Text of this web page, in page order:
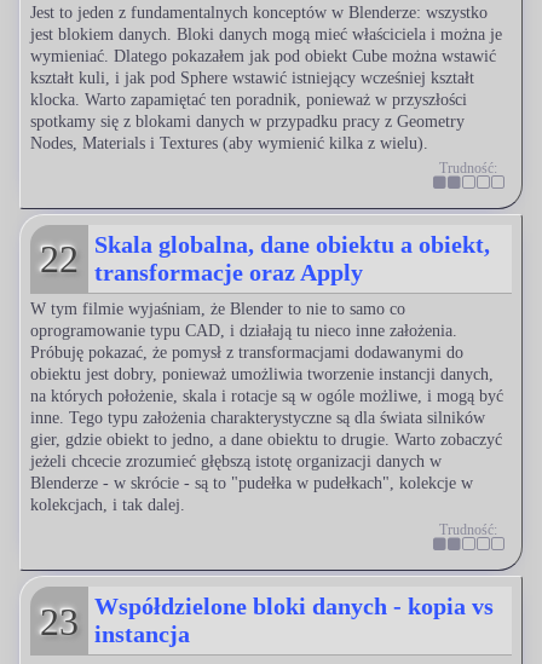
Trudność:
Jest to jeden z fundamentalnych konceptów w Blenderze: wszystko
jest blokiem danych. Bloki danych mogą mieć właściciela i można je
wymieniać. Dlatego pokazałem jak pod obiekt Cube można wstawić
kształt kuli, i jak pod Sphere wstawić istniejący wcześniej kształt
klocka. Warto zapamiętać ten poradnik, ponieważ w przyszłości
spotkamy się z blokami danych w przypadku pracy z Geometry
Nodes, Materials i Textures (aby wymienić kilka z wielu).
22
Trudność:
Skala globalna, dane obiektu a obiekt,
transformacje oraz Apply
W tym filmie wyjaśniam, że Blender to nie to samo co
oprogramowanie typu CAD, i działają tu nieco inne założenia.
Próbuję pokazać, że pomysł z transformacjami dodawanymi do
obiektu jest dobry, ponieważ umożliwia tworzenie instancji danych,
na których położenie, skala i rotacje są w ogóle możliwe, i mogą być
inne. Tego typu założenia charakterystyczne są dla świata silników
gier, gdzie obiekt to jedno, a dane obiektu to drugie. Warto zobaczyć
jeżeli chcecie zrozumieć głębszą istotę organizacji danych w
Blenderze - w skrócie - są to "pudełka w pudełkach", kolekcje w
kolekcjach, i tak dalej.
23
Współdzielone bloki danych - kopia vs
instancja